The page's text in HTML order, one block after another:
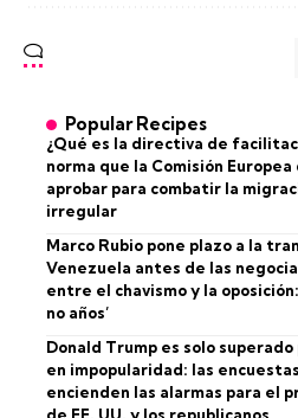
Popular Recipes
¿Qué es la directiva de
norma que la Comisión
aprobar para combatir la
irregular
Marco Rubio pone plazo a la
Venezuela antes de las
entre el chavismo y la oposición:
no años’
Donald Trump es solo superado
en impopularidad: las
encienden las alarmas para el